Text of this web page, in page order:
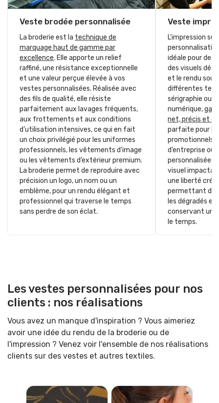
Veste brodée personnalisée
La broderie est la technique de
marquage haut de gamme par
excellence. Elle apporte un relief
raffiné, une résistance exceptionnelle
et une valeur perçue élevée à vos
vestes personnalisées. Réalisée avec
des fils de qualité, elle résiste
parfaitement aux lavages fréquents,
aux frottements et aux conditions
d’utilisation intensives, ce qui en fait
un choix privilégié pour les uniformes
professionnels, les vêtements d’image
ou les vêtements d’extérieur premium.
La broderie permet de reproduire avec
précision un logo, un nom ou un
emblème, pour un rendu élégant et
professionnel qui traverse le temps
sans perdre de son éclat.
Veste
L’impression
idéale pour des
des visuels
et le rendu
différentes
sérigraphie ou
numérique,
net, précis et
parfaite pour
promotionnels,
d’entreprise ou
personnalisées
visuel
une liberté
permettant de
les dégradés
conservant
le temps.
Les vestes personnalisées pour nos
clients : nos réalisations
Vous avez un manque d'inspiration ? Vous aimeriez
avoir une idée du rendu de la broderie ou de
l'impression ? Venez voir l'ensemble de nos réalisations
clients sur des vestes et autres textiles.